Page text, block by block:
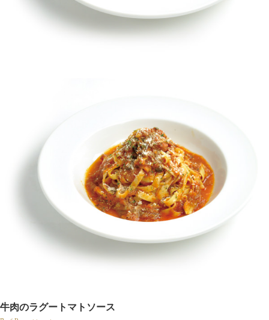
牛肉のラグートマトソース